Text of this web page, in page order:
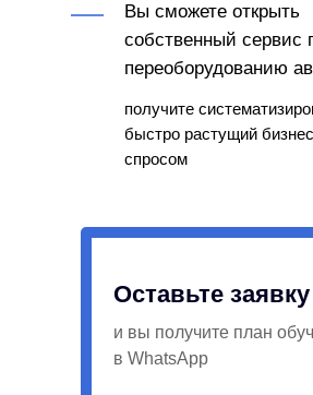
Вы сможете открыть
собственный сервис
переоборудованию
получите
быстро растущий
спросом
Оставьте заявку
и вы получите план
в WhatsApp